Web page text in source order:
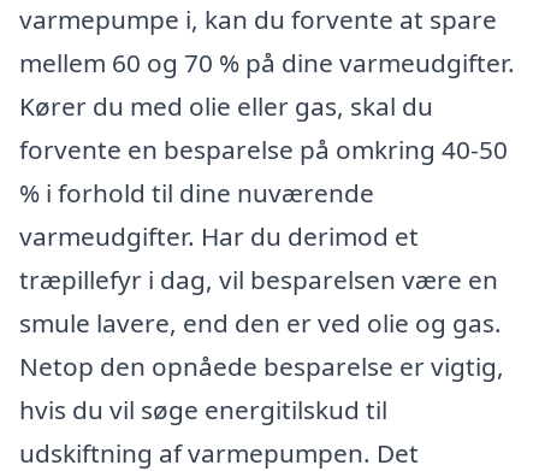
varmepumpe i, kan du forvente at spare
mellem 60 og 70 % på dine varmeudgifter.
Kører du med olie eller gas, skal du
forvente en besparelse på omkring 40-50
% i forhold til dine nuværende
varmeudgifter. Har du derimod et
træpillefyr i dag, vil besparelsen være en
smule lavere, end den er ved olie og gas.
Netop den opnåede besparelse er vigtig,
hvis du vil søge energitilskud til
udskiftning af varmepumpen. Det